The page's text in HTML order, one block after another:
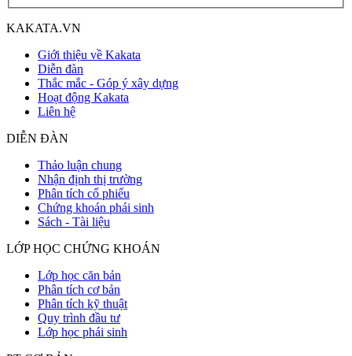
KAKATA.VN
Giới thiệu về Kakata
Diễn đàn
Thắc mắc - Góp ý xây dựng
Hoạt động Kakata
Liên hệ
DIỄN ĐÀN
Thảo luận chung
Nhận định thị trường
Phân tích cổ phiếu
Chứng khoán phái sinh
Sách - Tài liệu
LỚP HỌC CHỨNG KHOÁN
Lớp học căn bản
Phân tích cơ bản
Phân tích kỹ thuật
Quy trình đầu tư
Lớp học phái sinh